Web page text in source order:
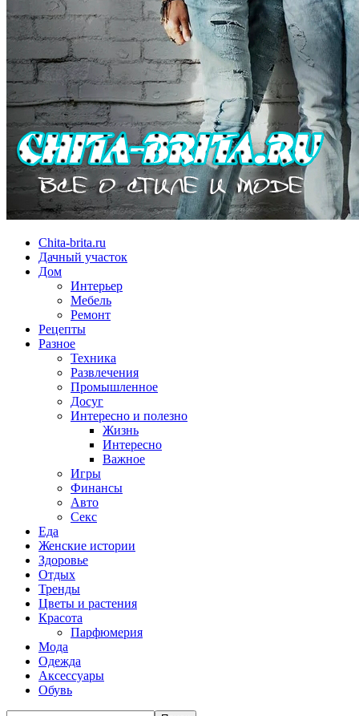
Chita-brita.ru
Дачный участок
Дом
Интерьер
Мебель
Ремонт
Рецепты
Разное
Техника
Развлечения
Промышленное
Досуг
Интересно и полезно
Жизнь
Интересно
Важное
Игры
Финансы
Авто
Секс
Еда
Женские истории
Здоровье
Отдых
Тренды
Цветы и растения
Красота
Парфюмерия
Мода
Одежда
Аксессуары
Обувь